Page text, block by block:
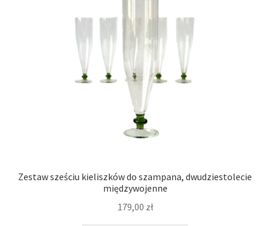
Zestaw sześciu kieliszków do szampana, dwudziestolecie
międzywojenne
179,00 zł